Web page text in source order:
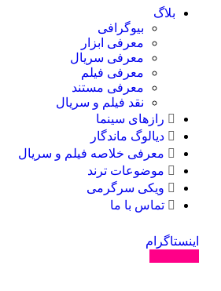
بلاگ
بیوگرافی
معرفی ابزار
معرفی سریال
معرفی فیلم
معرفی مستند
نقد فیلم و سریال
رازهای سینما
دیالوگ ماندگار
معرفی خلاصه فیلم و سریال
موضوعات ترند
ویکی سرگرمی
تماس با ما
اینستاگرام